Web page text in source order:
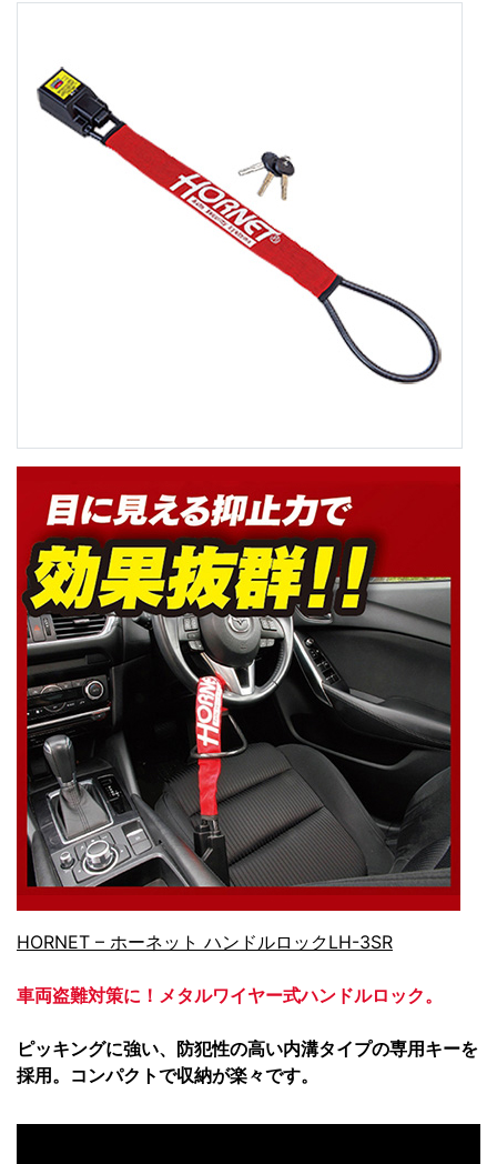
HORNET – ホーネット ハンドルロックLH-3SR
車両盗難対策に！メタルワイヤー式ハンドルロック。
ピッキングに強い、防犯性の高い内溝タイプの専用キーを
採用。コンパクトで収納が楽々です。